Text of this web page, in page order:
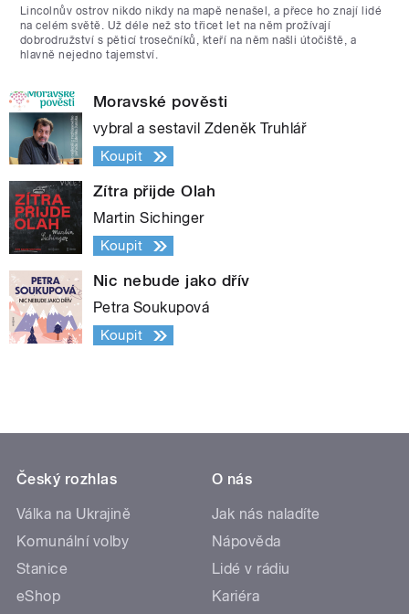
Lincolnův ostrov nikdo nikdy na mapě nenašel, a přece ho znají lidé
na celém světě. Už déle než sto třicet let na něm prožívají
dobrodružství s pěticí trosečníků, kteří na něm našli útočiště, a
hlavně nejedno tajemství.
Moravské pověsti
vybral a sestavil Zdeněk Truhlář
Koupit
Zítra přijde Olah
Martin Sichinger
Koupit
Nic nebude jako dřív
Petra Soukupová
Koupit
Český rozhlas
Válka na Ukrajině
Komunální volby
Stanice
eShop
O nás
Jak nás naladíte
Nápověda
Lidé v rádiu
Kariéra